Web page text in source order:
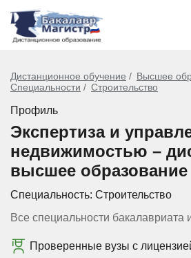
Дистанционное обучение
Высшее
Специальности
Строительство
Профиль
Экспертиза и
недвижимостью –
высшее образование
Специальность: Строительство
Все специальности бакалавриата
Проверенные вузы с